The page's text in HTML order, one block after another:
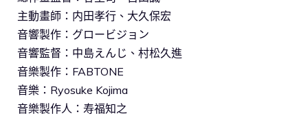
主動畫師：内田孝行、大久保宏
音響製作：グロービジョン
音響監督：中島えんじ、村松久進
音樂製作：FABTONE
音樂：Ryosuke Kojima
音樂製作人：寿福知之